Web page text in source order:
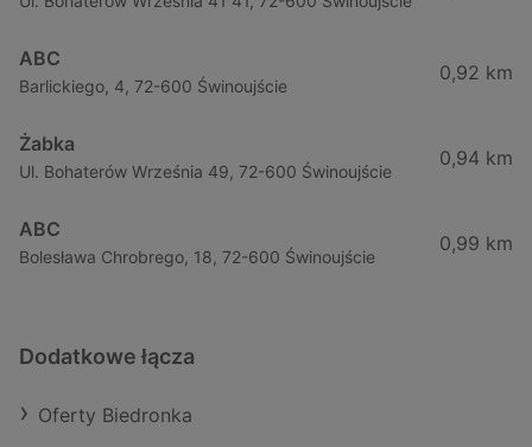
ABC
Barlickiego, 4, 72-600 Świnoujście
0,92 km
Żabka
Ul. Bohaterów Września 49, 72-600 Świnoujście
0,94 km
ABC
Bolesława Chrobrego, 18, 72-600 Świnoujście
0,99 km
Dodatkowe łącza
Oferty Biedronka